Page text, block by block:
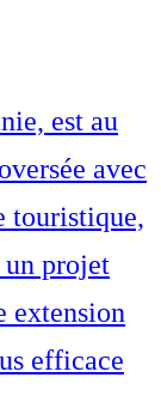
est au
avec
touristique,
un projet
extension
efficace